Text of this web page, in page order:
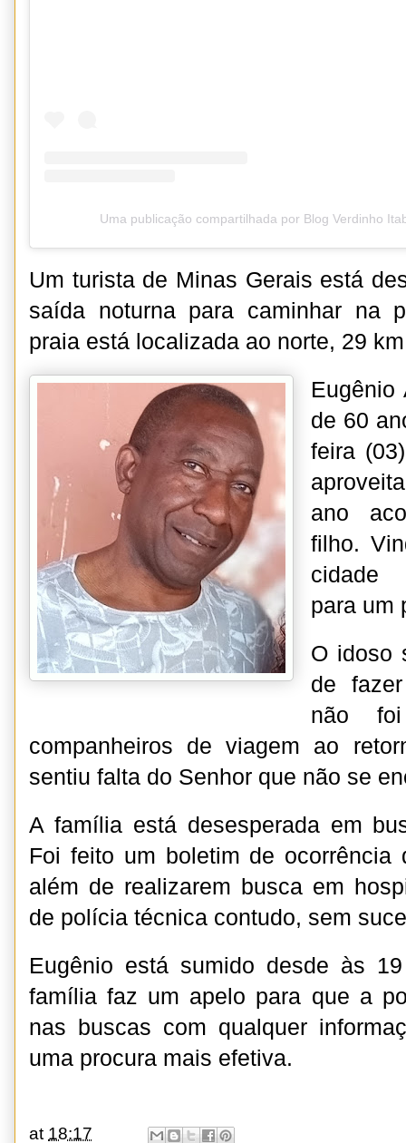
Uma publicação compartilhada por Blog Verdinho
Um turista de Minas Gerais está
saída noturna para caminhar na
praia está localizada ao norte, 29
Eugênio
de 60
feira
ano
filho.
cidade
para um
O idoso
de
não
companheiros de viagem ao
sentiu falta do Senhor que não se
A família está desesperada em
Foi feito um boletim de ocorrência
além de realizarem busca em
de polícia técnica contudo, sem
Eugênio está sumido desde às
família faz um apelo para que a
nas buscas com qualquer
uma procura mais efetiva.
at 18:17